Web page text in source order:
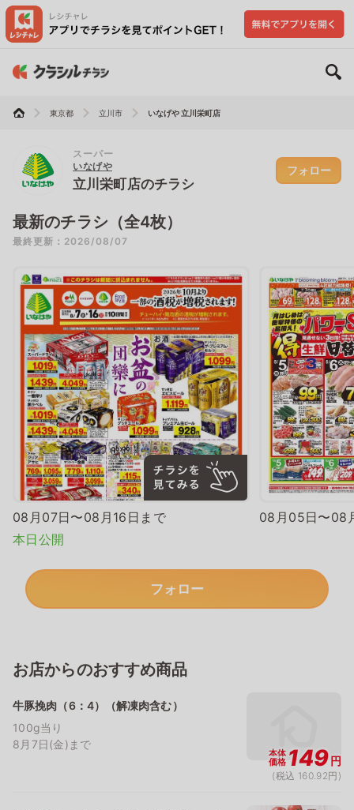
東京都 立川市 いなげや 立川栄町店
スーパー
いなげや
立川栄町店のチラシ
フォロー
最新のチラシ（全4枚）
最終更新：2026/08/07
08月07日〜08月16日まで
本日公開
08月05日〜08
フォロー
お店からのおすすめ商品
牛豚挽肉（6：4）（解凍肉含む）
100g当り
8月7日(金)まで
本体
価格 149円
(税込 160.92円)